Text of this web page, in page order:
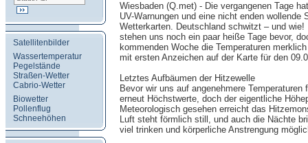
Satellitenbilder
Wassertemperatur
Pegelstände
Straßen-Wetter
Cabrio-Wetter
Biowetter
Pollenflug
Schneehöhen
Wiesbaden (Q.met) - Die vergangenen Tage
UV-Warnungen und eine nicht enden wollende
Wetterkarten. Deutschland schwitzt – und
stehen uns noch ein paar heiße Tage bevor,
kommenden Woche die Temperaturen
mit ersten Anzeichen auf der Karte für den
Letztes Aufbäumen der Hitzewelle
Bevor wir uns auf angenehmere
erneut Höchstwerte, doch der eigentliche
Meteorologisch gesehen erreicht das
Luft steht förmlich still, und auch die Nächte
viel trinken und körperliche Anstrengung